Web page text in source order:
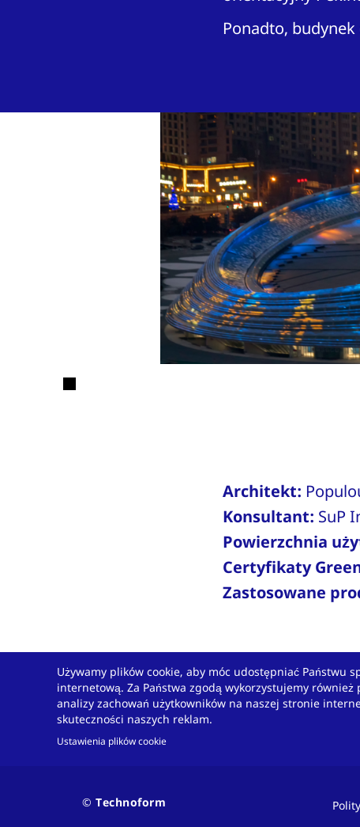
Ponadto,
Architekt:
Konsultant: SuP
Powierzchnia
Certyfikaty
Zastosowane
Masz dla nas
Państwa potrzeb.
Używamy plików cookie, aby móc udostępniać Państwu
internetową. Za Państwa zgodą wykorzystujemy
analizy zachowań użytkowników na naszej stronie
skuteczności naszych reklam.
Ustawienia plików cookie
© Technoform